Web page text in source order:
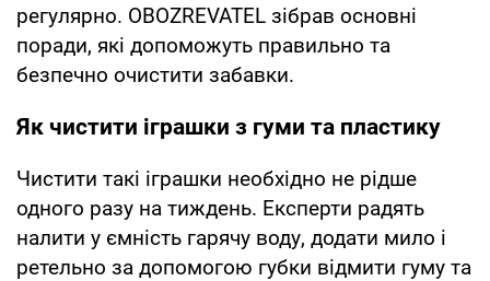
регулярно. OBOZREVATEL зібрав основні
поради, які допоможуть правильно та
безпечно очистити забавки.
Як чистити іграшки з гуми та пластику
Чистити такі іграшки необхідно не рідше
одного разу на тиждень. Експерти радять
налити у ємність гарячу воду, додати мило і
ретельно за допомогою губки відмити гуму та